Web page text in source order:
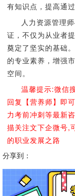
有知识点，提高通过
人力资源管理
证，不仅为从业者
奠定了坚实的基础
的专业素养，增强
空间。
温馨提示:微信
回复【营养师】即
力考前冲刺等最新
描关注文下企微号,
的职业发展之路
分享到：